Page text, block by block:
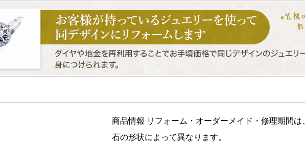
商品情報 リフォーム・オーダーメイド・修理期間は
石の形状によって異なります。